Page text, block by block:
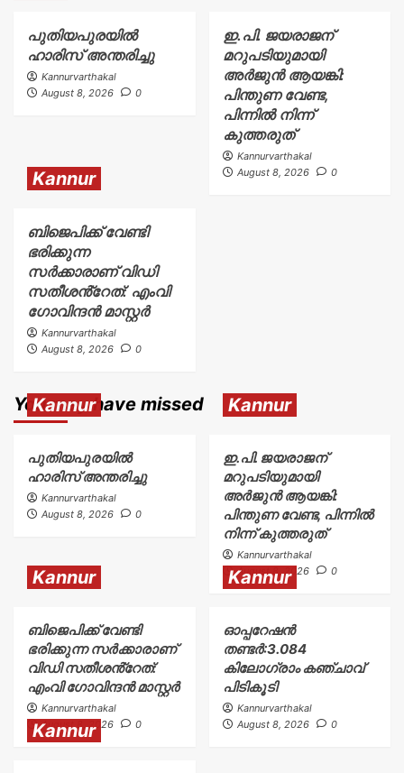
പുതിയപുരയിൽ
ഹാരിസ് അന്തരിച്ചു
Kannurvarthakal
August 8, 2026
0
ഇ.പി. ജയരാജന്
മറുപടിയുമായി
അർജുൻ ആയങ്കി:
പിന്തുണ വേണ്ട,
പിന്നിൽ നിന്ന്
കുത്തരുത്
Kannurvarthakal
August 8, 2026
0
Kannur
ബിജെപിക്ക് വേണ്ടി
ഭരിക്കുന്ന
സർക്കാരാണ് വിഡി
സതീശൻ്റേത്: എംവി
ഗോവിന്ദൻ മാസ്റ്റർ
Kannurvarthakal
August 8, 2026
0
You may have missed
Kannur
പുതിയപുരയിൽ
ഹാരിസ് അന്തരിച്ചു
Kannurvarthakal
August 8, 2026
0
Kannur
ഇ.പി. ജയരാജന്
മറുപടിയുമായി
അർജുൻ ആയങ്കി:
പിന്തുണ വേണ്ട, പിന്നിൽ
നിന്ന് കുത്തരുത്
Kannurvarthakal
August 8, 2026
0
Kannur
ബിജെപിക്ക് വേണ്ടി
ഭരിക്കുന്ന സർക്കാരാണ്
വിഡി സതീശൻ്റേത്:
എംവി ഗോവിന്ദൻ മാസ്റ്റർ
Kannurvarthakal
August 8, 2026
0
Kannur
ഓപ്പറേഷൻ
തണ്ടർ:3.084
കിലോഗ്രാം കഞ്ചാവ്
പിടികൂടി
Kannurvarthakal
August 8, 2026
0
Kannur